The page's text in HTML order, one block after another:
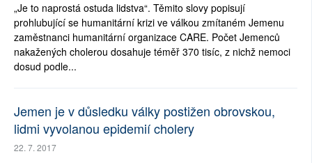
„Je to naprostá ostuda lidstva“. Těmito slovy popisují
prohlubující se humanitární krizi ve válkou zmítaném Jemenu
zaměstnanci humanitární organizace CARE. Počet Jemenců
nakažených cholerou dosahuje téměř 370 tisíc, z nichž nemoci
dosud podle...
Jemen je v důsledku války postižen obrovskou,
lidmi vyvolanou epidemií cholery
22. 7. 2017